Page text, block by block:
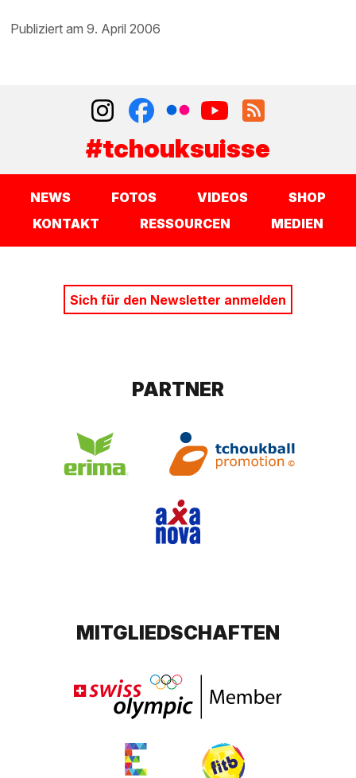
publiziert am 9. April 2006
#tchouksuisse
NEWS FOTOS VIDEOS
SHOP
KONTAKT
RESSOURCEN MEDIEN
Sich für den Newsletter anmelden
PARTNER
MITGLIEDSCHAFTEN